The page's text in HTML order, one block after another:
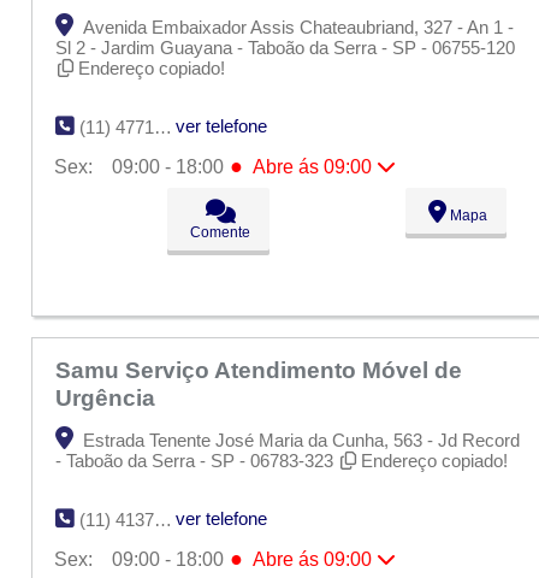
Avenida Embaixador Assis Chateaubriand, 327 - An 1 -
Sl 2 - Jardim Guayana - Taboão da Serra - SP - 06755-120
Endereço copiado!
(11) 4771-6165
ver telefone
Sex:
09:00 - 18:00 ● Abre ás 09:00
09:00 - 18:00
09:00 - 18:00
09:00 - 18:00
Comente
Mapa
Samu Serviço Atendimento Móvel de
Urgência
Estrada Tenente José Maria da Cunha, 563 - Jd Record
- Taboão da Serra - SP - 06783-323
Endereço copiado!
(11) 4137-0232
ver telefone
Sex:
09:00 - 18:00 ● Abre ás 09:00